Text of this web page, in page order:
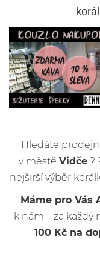
Hledáte
v městě Vidče?
nejširší výběr
Máme pro Vás
k nám – za každý
100 Kč na